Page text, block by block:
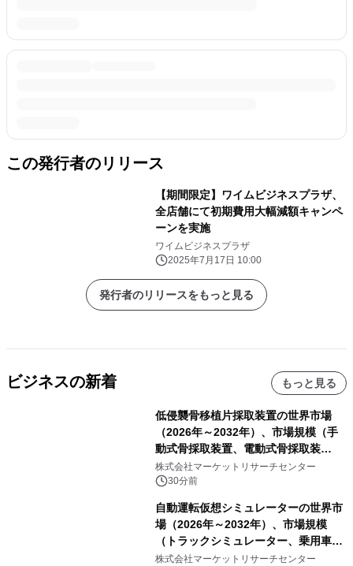
この発行者のリリース
【期間限定】ワイムビジネスプラザ、
全店舗にて初期費用大幅減額キャンペ
ーンを実施
ワイムビジネスプラザ
2025年7月17日 10:00
発行者のリリースをもっと見る
ビジネスの新着 もっと見る
低侵襲骨移植片採取装置の世界市場
（2026年～2032年）、市場規模（手
動式骨採取装置、電動式骨採取装
置）・分析レポートを発表
株式会社マーケットリサーチセンター
30分前
自動運転仮想シミュレーターの世界市
場（2026年～2032年）、市場規模
（トラックシミュレーター、乗用車シ
ミュレーター、その他）・分析レポー
株式会社マーケットリサーチセンター